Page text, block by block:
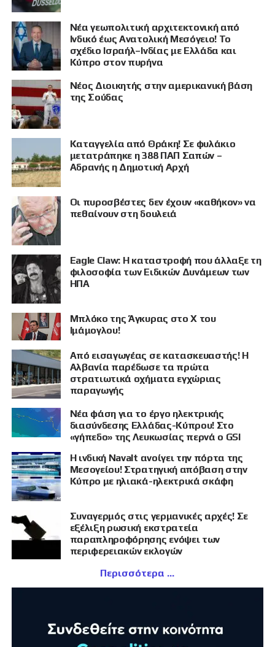
ΠΡΟΒΟΛΗ
Νέα γεωπολιτική αρχιτεκτονική από
Ινδικό έως Ανατολική Μεσόγειο! Το
σχέδιο Ισραήλ–Ινδίας με Ελλάδα και
Κύπρο στον πυρήνα
Νέος Διοικητής στην αμερικανική βάση
της Σούδας
Καταγγελία από Θράκη! Σε φυλάκιο
μετατράπηκε η 388 ΠΑΠ Σαπών –
Αδρανής η Δημοτική Αρχή
Οι πυροσβέστες δεν έχουν «καθήκον» να
πεθαίνουν στη δουλειά
Eagle Claw: Η καταστροφή που άλλαξε τη
φιλοσοφία των Ειδικών Δυνάμεων των
ΗΠΑ
Μπλόκο της Άγκυρας στο X του
Ιμάμογλου!
Από εισαγωγέας σε κατασκευαστής! Η
Αλβανία παρέδωσε τα πρώτα
στρατιωτικά οχήματα εγχώριας
παραγωγής
Νέα φάση για το έργο ηλεκτρικής
διασύνδεσης Ελλάδας-Κύπρου! Στο
«γήπεδο» της Λευκωσίας περνά ο GSI
Η ινδική Navalt ανοίγει την πόρτα της
Μεσογείου! Στρατηγική απόβαση στην
Κύπρο με ηλιακά-ηλεκτρικά σκάφη
Συναγερμός στις γερμανικές αρχές! Σε
εξέλιξη ρωσική εκστρατεία
παραπληροφόρησης ενόψει των
περιφερειακών εκλογών
Περισσότερα